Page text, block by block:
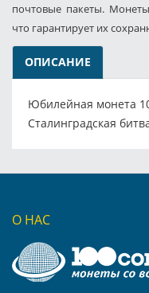
почтовые пакеты.
что гарантирует их
ОПИСАНИЕ
Юбилейная монета
Сталинградская
О НАС